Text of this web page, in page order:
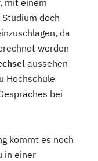
mit einem
doch
da
werden
aussehen
Hochschule
bei
kommt es noch
in einer